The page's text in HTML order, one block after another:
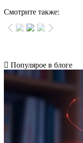
Смотрите также:
Популярое в блоге